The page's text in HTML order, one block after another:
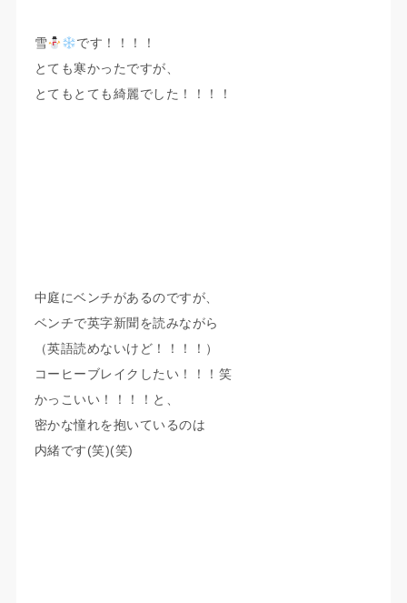
雪
です！！！！
とても寒かったですが、
とてもとても綺麗でした！！！！
中庭にベンチがあるのですが、
ベンチで英字新聞を読みながら
（英語読めないけど！！！！）
コーヒーブレイクしたい！！！笑
かっこいい！！！！と、
密かな憧れを抱いているのは
内緒です(笑)(笑)